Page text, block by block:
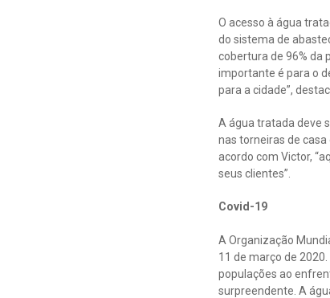
O acesso à água
do sistema de
cobertura de 96% da
importante é para o
para a cidade”,
A água tratada deve
nas torneiras de
acordo com Victor,
seus clientes”.
Covid-19
A Organização
11 de março de
populações ao
surpreendente. A